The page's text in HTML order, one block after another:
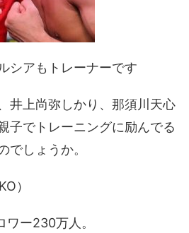
シアもトレーナーです
井上尚弥しかり、那須川天心
子でトレーニングに励んでる
でしょうか。
）
ー230万人。